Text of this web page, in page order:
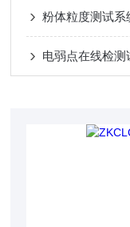
粉体粒度测试
电弱点在线检